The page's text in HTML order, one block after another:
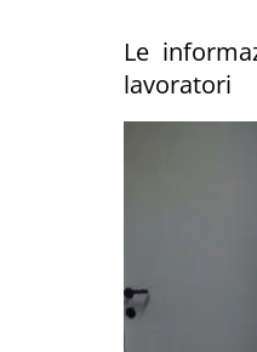
Le
lavoratori